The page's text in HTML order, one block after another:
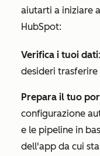
aiutarti a iniziare
HubSpot:
Verifica i tuoi dati
desideri trasferire
Prepara il tuo
configurazione
e le pipeline in
dell'app da cui